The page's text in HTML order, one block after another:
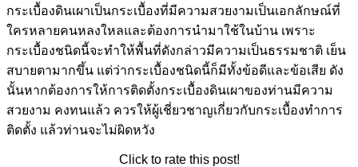
กระเบื้องดินเผาเป็นกระเบื้องที่มีความสวยงามเป็นเอกลักษณ์ที่
ใครหลายคนหลงใหลและต้องการนำมาใช้ในบ้าน เพราะ
กระเบื้องชนิดนี้จะทำให้พื้นที่ดังกล่าวมีความเป็นธรรมชาติ เย็น
สบายตามากขึ้น แต่ว่ากระเบื้องชนิดนี้ก็มีทั้งข้อดีและข้อเสีย ดัง
นั้นหากต้องการให้การติดตั้งกระเบื้องดินเผาของท่านมีความ
สวยงาม คงทนแล้ว ควรให้ผู้เชี่ยวชาญเกี่ยวกับกระเบื้องทำการ
ติดตั้ง แล้วท่านจะไม่ผิดหวัง
Click to rate this post!